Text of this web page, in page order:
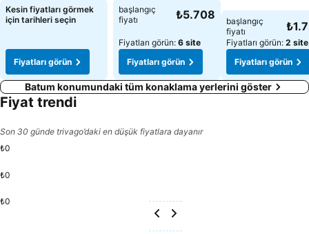
Fiyatları görün
Kesin fiyatları görmek
için tarihleri seçin
Fiyatları görün
Fiyatları görün
başlangıç
fiyatı
₺5.708
Fiyatları görün: 6 site
Fiyatları görün
Fiyatları görün
başlangıç
fiyatı
Fiyatları görün: 2 site
Fiyatları görün
Batum konumundaki tüm konaklama yerlerini göster
Fiyat trendi
Son 30 günde trivago’daki en düşük fiyatlara dayanır
₺0
₺0
₺0